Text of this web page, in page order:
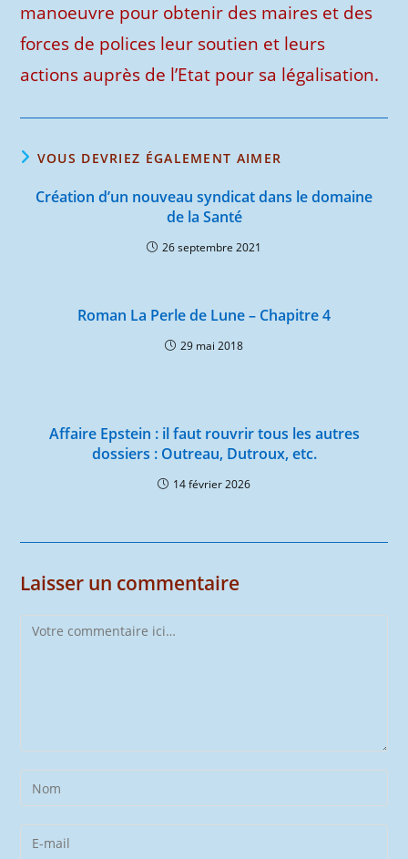
manoeuvre pour obtenir des maires et des
forces de polices leur soutien et leurs
actions auprès de l’Etat pour sa légalisation.
VOUS DEVRIEZ ÉGALEMENT AIMER
Création d’un nouveau syndicat dans le domaine
de la Santé
26 septembre 2021
Roman La Perle de Lune – Chapitre 4
29 mai 2018
Affaire Epstein : il faut rouvrir tous les autres
dossiers : Outreau, Dutroux, etc.
14 février 2026
Laisser un commentaire
Comment
Enter
your
name
Enter